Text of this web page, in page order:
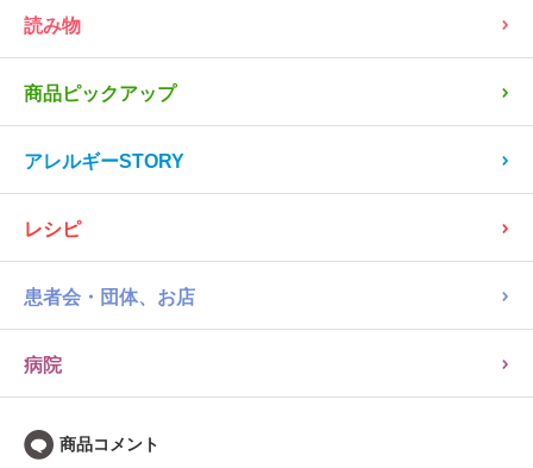
読み物
商品ピックアップ
アレルギーSTORY
レシピ
患者会・団体、お店
病院